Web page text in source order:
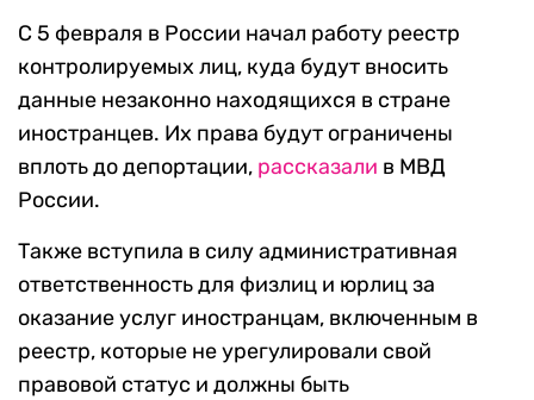
С 5 февраля в России начал работу реестр
контролируемых лиц, куда будут вносить
данные незаконно находящихся в стране
иностранцев. Их права будут ограничены
вплоть до депортации, рассказали в МВД
России.
Также вступила в силу административная
ответственность для физлиц и юрлиц за
оказание услуг иностранцам, включенным в
реестр, которые не урегулировали свой
правовой статус и должны быть